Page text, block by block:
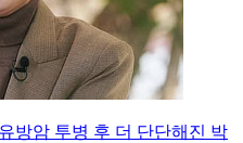
방암 투병 후 더 단단해진 박